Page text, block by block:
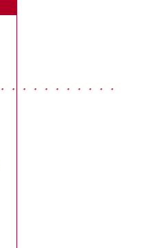
・・・・・・・・・・